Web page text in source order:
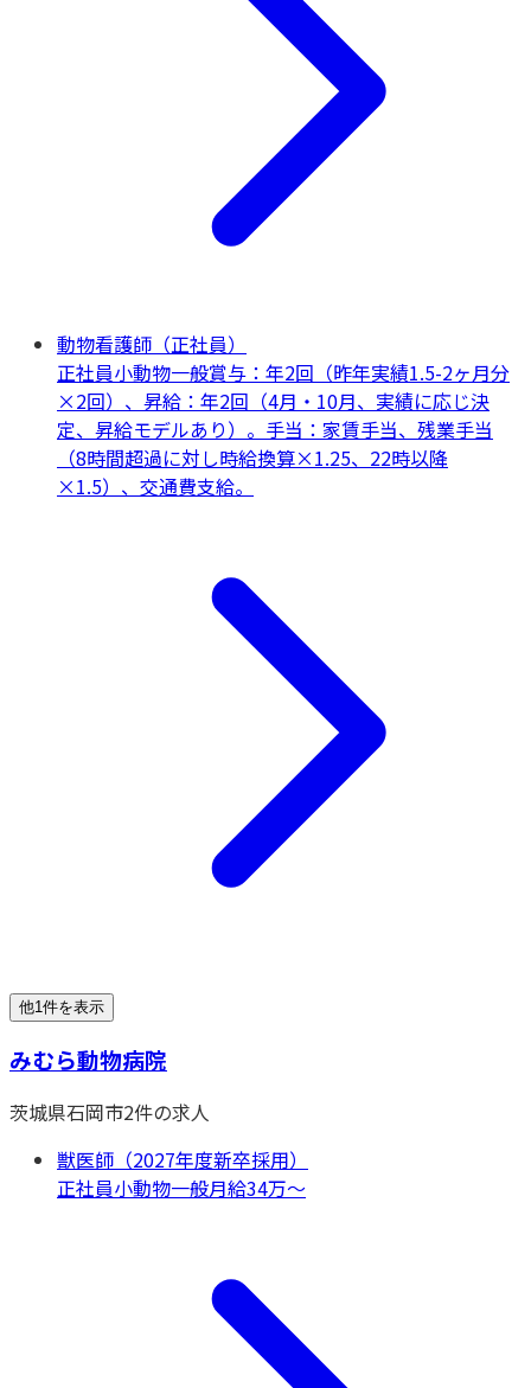
動物看護師（正社員）
正社員小動物一般賞与：年2回（昨年実績1.5-2ヶ月分
×2回）、昇給：年2回（4月・10月、実績に応じ決
定、昇給モデルあり）。手当：家賃手当、残業手当
（8時間超過に対し時給換算×1.25、22時以降
×1.5）、交通費支給。
他1件を表示
みむら動物病院
茨城県石岡市2件の求人
獣医師（2027年度新卒採用）
正社員小動物一般月給34万〜